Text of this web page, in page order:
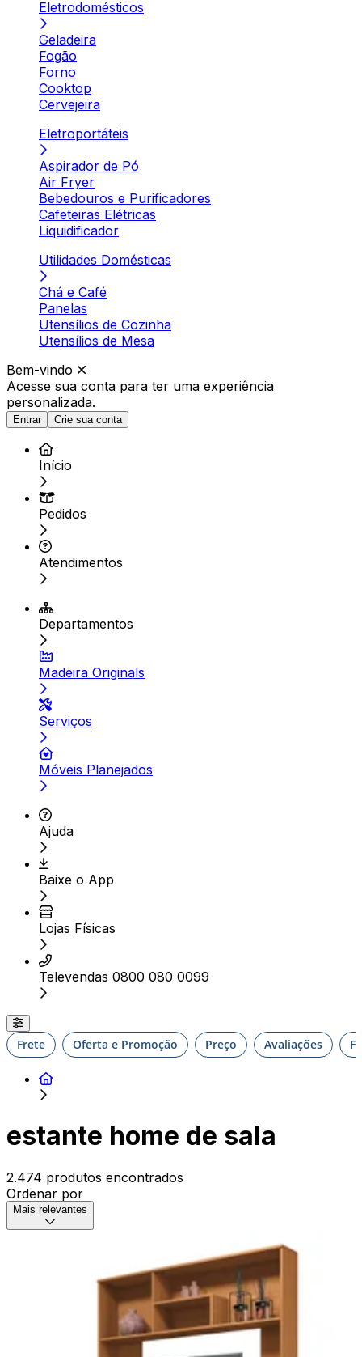
Eletrodomésticos
Geladeira
Fogão
Forno
Cooktop
Cervejeira
Eletroportáteis
Aspirador de Pó
Air Fryer
Bebedouros e Purificadores
Cafeteiras Elétricas
Liquidificador
Utilidades Domésticas
Chá e Café
Panelas
Utensílios de Cozinha
Utensílios de Mesa
Bem-vindo
Acesse sua conta para ter uma experiência
personalizada.
Entrar Crie sua conta
Início
Pedidos
Atendimentos
Departamentos
Madeira Originals
Serviços
Móveis Planejados
Ajuda
Baixe o App
Lojas Físicas
Televendas 0800 080 0099
Frete Oferta e Promoção Preço Avaliações
estante home de sala
2.474 produtos encontrados
Ordenar por
Mais relevantes